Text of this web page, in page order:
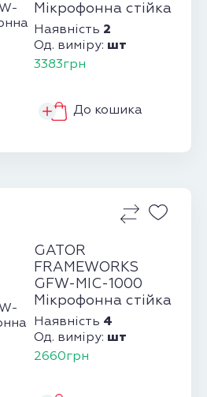
Мікрофонна стійка
для підзвучування
Наявність 2
Од. виміру: шт
3383грн
До кошика
GATOR
FRAMEWORKS
GFW-MIC-1000
Мікрофонна стійка
пряма
Наявність 4
Од. виміру: шт
2660грн